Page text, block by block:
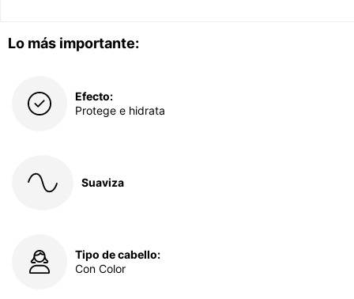
Lo más importante:
Efecto:
Protege e hidrata
Suaviza
Tipo de cabello:
Con Color